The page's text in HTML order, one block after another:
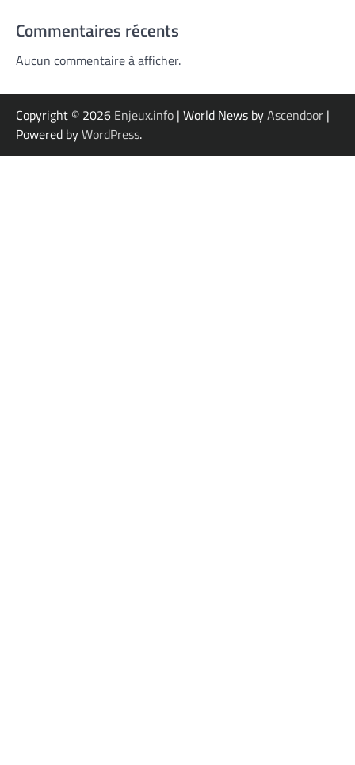
Commentaires récents
Aucun commentaire à afficher.
Copyright © 2026 Enjeux.info | World News byAscendoor |
Powered byWordPress.